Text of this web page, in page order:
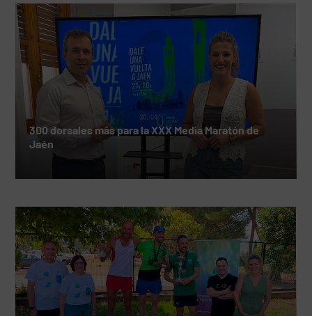
300 dorsales más para la XXX Media Maratón de
Jaén